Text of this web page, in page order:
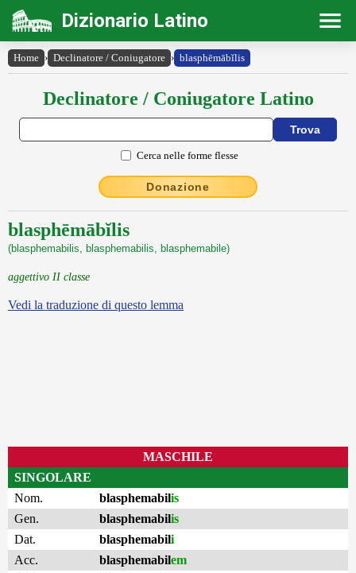
Dizionario Latino
Home › Declinatore / Coniugatore › blasphēmābĭlis
Declinatore / Coniugatore Latino
Cerca nelle forme flesse
Donazione
blasphēmābĭlis
(blasphemabilis, blasphemabilis, blasphemabile)
aggettivo II classe
Vedi la traduzione di questo lemma
MASCHILE
SINGOLARE
Nom.
blasphemabilis
Gen.
blasphemabilis
Dat.
blasphemabili
Acc.
blasphemabilem